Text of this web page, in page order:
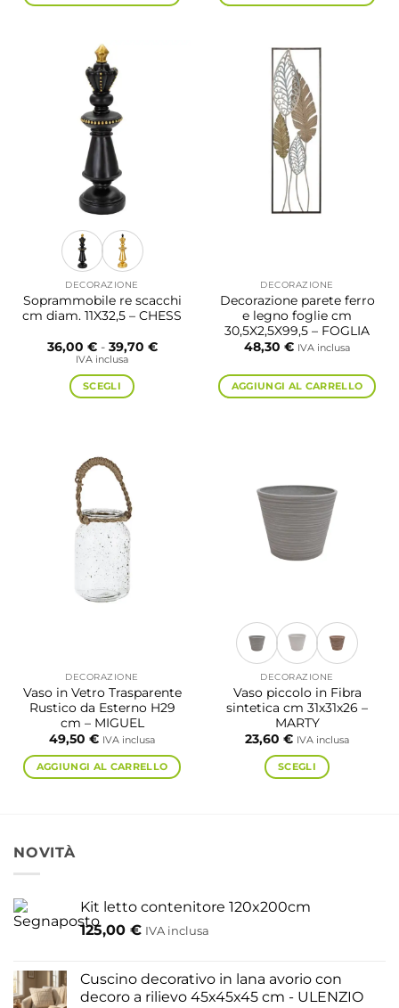
DECORAZIONE
Soprammobile re scacchi
cm diam. 11X32,5 – CHESS
36,00 € - 39,70 €Fascia
IVA inclusa
SCEGLI
più
varianti.
opzioni
possono
essere
scelte
nella
DECORAZIONE
Decorazione parete ferro
e legno foglie cm
30,5X2,5X99,5 – FOGLIA
48,30 € IVA inclusa
AGGIUNGI AL CARRELLO
DECORAZIONE
Vaso in Vetro Trasparente
Rustico da Esterno H29
cm – MIGUEL
49,50 € IVA inclusa
AGGIUNGI AL CARRELLO
DECORAZIONE
Vaso piccolo in Fibra
sintetica cm 31x31x26 –
MARTY
23,60 € IVA inclusa
SCEGLI
nella
pagina
NOVITÀ
Kit letto contenitore 120x200cm
125,00 € IVA inclusa
Cuscino decorativo in lana avorio con
decoro a rilievo 45x45x45 cm - ULENZIO